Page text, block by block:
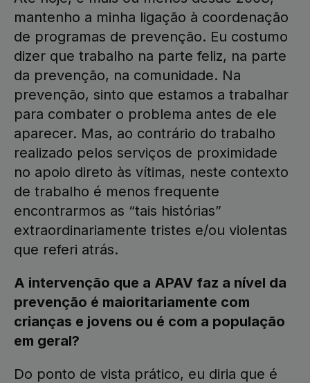
mantenho a minha ligação à coordenação
de programas de prevenção. Eu costumo
dizer que trabalho na parte feliz, na parte
da prevenção, na comunidade. Na
prevenção, sinto que estamos a trabalhar
para combater o problema antes de ele
aparecer. Mas, ao contrário do trabalho
realizado pelos serviços de proximidade
no apoio direto às vítimas, neste contexto
de trabalho é menos frequente
encontrarmos as “tais histórias”
extraordinariamente tristes e/ou violentas
que referi atrás.
A intervenção que a APAV faz a nível da
prevenção é maioritariamente com
crianças e jovens ou é com a população
em geral?
Do ponto de vista prático, eu diria que é